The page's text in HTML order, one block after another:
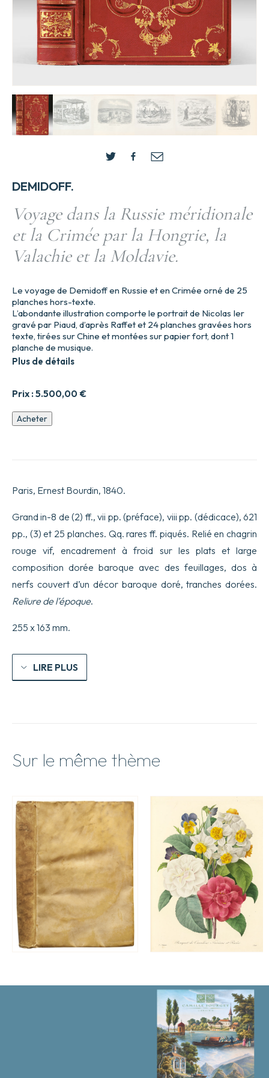
DEMIDOFF.
Voyage dans la Russie méridionale
et la Crimée par la Hongrie, la
Valachie et la Moldavie.
Prix :5.500,00 €
Le voyage de Demidoff en Russie et en Crimée orné de 25
planches hors-texte.
L’abondante illustration comporte le portrait de Nicolas Ier
gravé par Piaud, d’après Raffet et 24 planches gravées hors
texte, tirées sur Chine et montées sur papier fort, dont 1
planche de musique.
Plus de détails
quantité
de
et
Crimée
la
la
Valachie
la
Moldavie.
Acheter
Paris, Ernest Bourdin, 1840.
Grand in-8 de (2) ff., vii pp. (préface), viii pp. (dédicace), 621
pp., (3) et 25 planches. Qq. rares ff. piqués. Relié en chagrin
rouge vif, encadrement à froid sur les plats et large
composition dorée baroque avec des feuillages, dos à
nerfs couvert d’un décor baroque doré, tranches dorées.
Reliure de l’époque.
255 x 163 mm.
LIRE PLUS
Sur le même thème